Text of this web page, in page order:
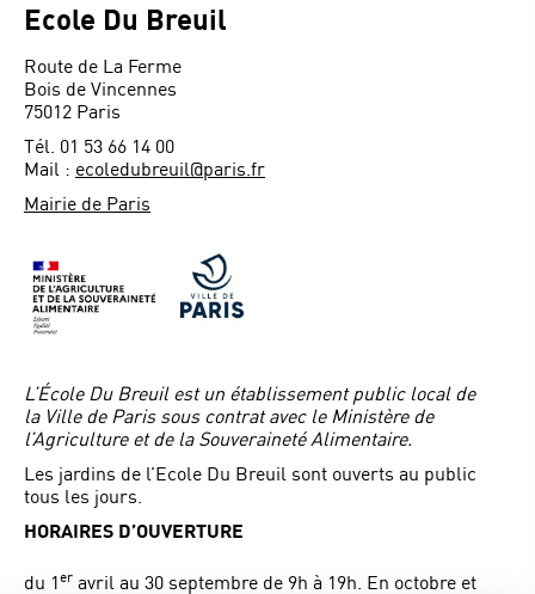
Ecole Du Breuil
Route de La Ferme
Bois de Vincennes
75012 Paris
Tél. 01 53 66 14 00
Mail : ecoledubreuil@paris.fr
Mairie de Paris
L’École Du Breuil est un établissement public local de
la Ville de Paris sous contrat avec le Ministère de
l’Agriculture et de la Souveraineté Alimentaire.
Les jardins de l’Ecole Du Breuil sont ouverts au public
tous les jours.
HORAIRES D’OUVERTURE
du 1er avril au 30 septembre de 9h à 19h. En octobre et